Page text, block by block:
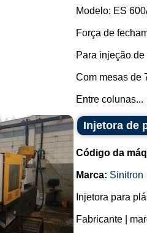
Modelo: ES
Força de
Para injeção
Com mesas de
Entre colunas...
Injetora de
Código da
Marca: Sinitron
Injetora para
Fabricante |